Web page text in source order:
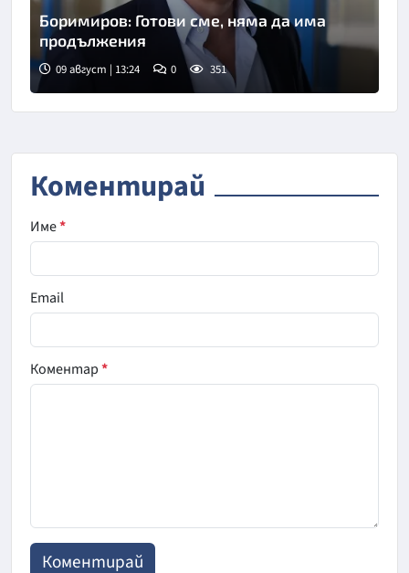
Боримиров: Готови сме, няма да има
продължения
09 август | 13:24 0 351
Коментирай
Име*
Email
Коментар*